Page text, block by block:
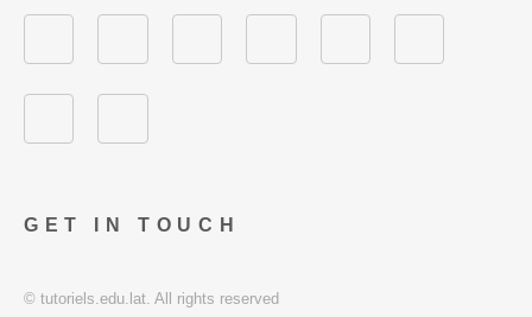
GET IN TOUCH
© tutoriels.edu.lat. All rights reserved